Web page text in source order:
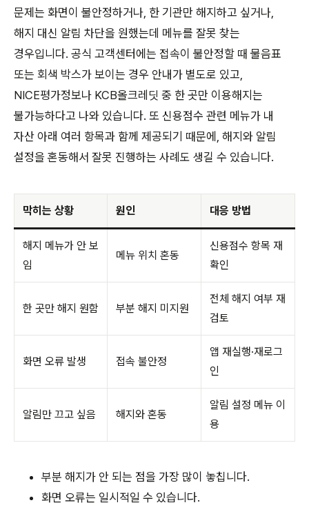
문제는 화면이 불안정하거나, 한 기관만 해지하고 싶거나,
해지 대신 알림 차단을 원했는데 메뉴를 잘못 찾는
경우입니다. 공식 고객센터에는 접속이 불안정할 때 물음표
또는 회색 박스가 보이는 경우 안내가 별도로 있고,
NICE평가정보나 KCB올크레딧 중 한 곳만 이용해지는
불가능하다고 나와 있습니다. 또 신용점수 관련 메뉴가 내
자산 아래 여러 항목과 함께 제공되기 때문에, 해지와 알림
설정을 혼동해서 잘못 진행하는 사례도 생길 수 있습니다.
막히는 상황 원인 대응 방법
해지 메뉴가 안 보
임
메뉴 위치 혼동
신용점수 항목 재
확인
한 곳만 해지 원함 부분 해지 미지원
전체 해지 여부 재
검토
화면 오류 발생 접속 불안정
앱 재실행·재로그
인
알림만 끄고 싶음 해지와 혼동
알림 설정 메뉴 이
용
부분 해지가 안 되는 점을 가장 많이 놓칩니다.
화면 오류는 일시적일 수 있습니다.